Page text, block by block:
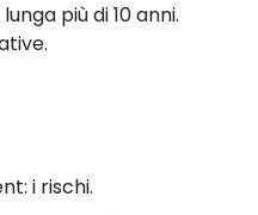
più di 10 anni.
i rischi.